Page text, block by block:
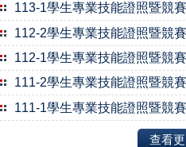
113-1學生專業技能證照暨競
112-2學生專業技能證照暨競
112-1學生專業技能證照暨競
111-2學生專業技能證照暨競
111-1學生專業技能證照暨競
查看